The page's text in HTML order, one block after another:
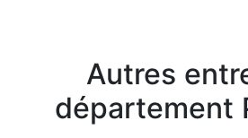
Autres
département